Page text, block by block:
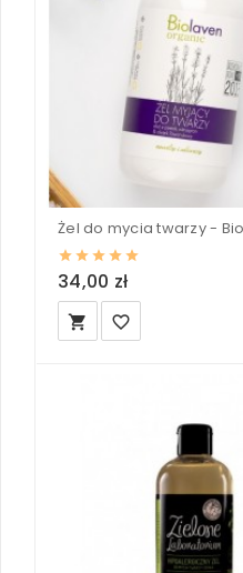
Żel do mycia twarzy -
34,00 zł
local_grocery_store favorite_border